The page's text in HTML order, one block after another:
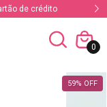
de crédito
0
59% OFF